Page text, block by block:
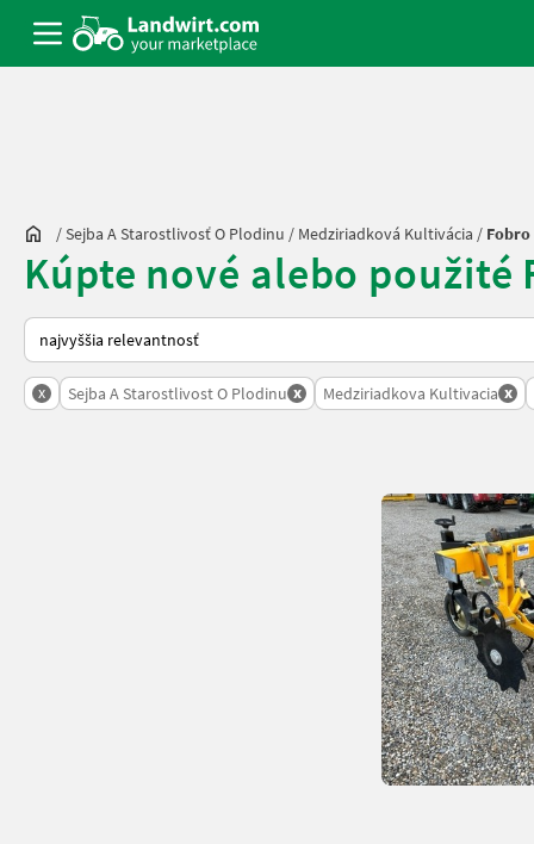
/Sejba A Starostlivosť O Plodinu / Medziriadková Kultivácia / Fobro
Kúpte nové alebo
Takto sa vykonáva triedenie na Landwirt.com
x Sejba A Starostlivost O Plodinu x Medziriadkova Kultivacia x